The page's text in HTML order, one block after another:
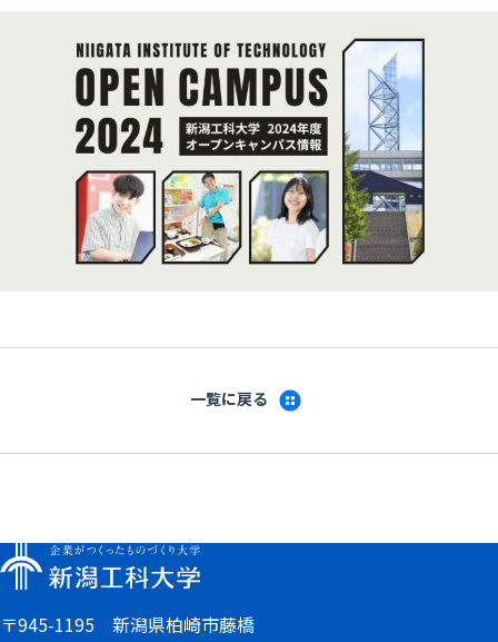
一覧に戻る
〒945-1195 新潟県柏崎市藤橋